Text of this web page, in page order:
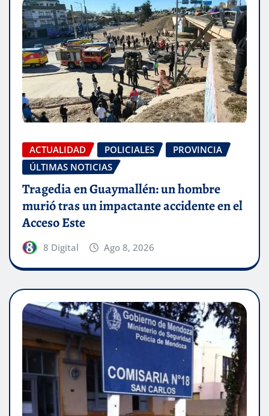
ACTUALIDAD POLICIALES
PROVINCIA
ÚLTIMAS NOTICIAS
Tragedia en Guaymallén: un hombre
murió tras un impactante accidente en el
Acceso Este
8 Digital Ago 8, 2026